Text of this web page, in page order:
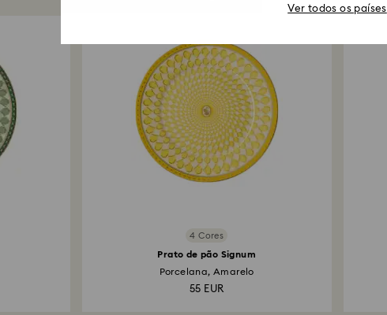
4 Cores
Prato de pão Signum
Porcelana, Amarelo
55 EUR
Ver todos os países